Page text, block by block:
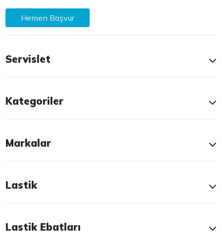
Hemen Başvur
Servislet
Kategoriler
Markalar
Lastik
Lastik Ebatları